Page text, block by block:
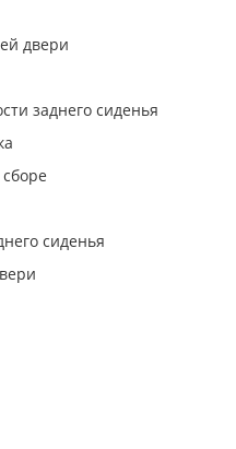
двери
заднего сиденья
сиденья